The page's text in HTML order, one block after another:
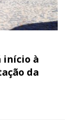
início à
da